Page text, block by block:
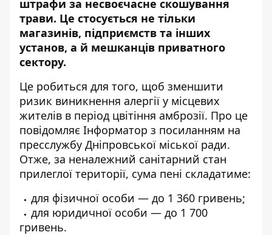
штрафи за несвоєчасне скошування
трави. Це стосується не тільки
магазинів, підприємств та інших
установ, а й мешканців приватного
сектору.
Це робиться для того, щоб зменшити
ризик виникнення алергії у місцевих
жителів в період цвітіння амброзії. Про це
повідомляє Інформатор з посиланням на
пресслужбу Дніпровської міської ради.
Отже, за неналежний санітарний стан
прилеглої території, сума пені складатиме:
для фізичної особи — до 1 360 гривень;
для юридичної особи — до 1 700
гривень.